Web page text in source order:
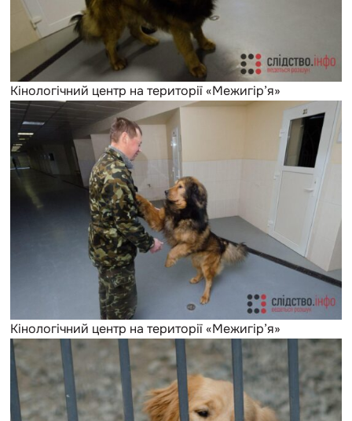
Кінологічний центр на території «Межигір’я»
Кінологічний центр на території «Межигір’я»